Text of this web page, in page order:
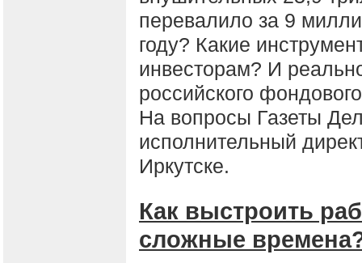
перевалило за 9
году? Какие
инвесторам? И
российского
На вопросы Газеты
исполнительный
Иркутске.
Как выстроить
сложные